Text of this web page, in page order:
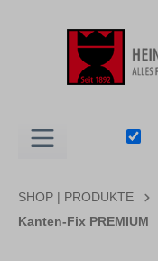
SHOP | PRODUKTE
Kanten-Fix PREMIUM